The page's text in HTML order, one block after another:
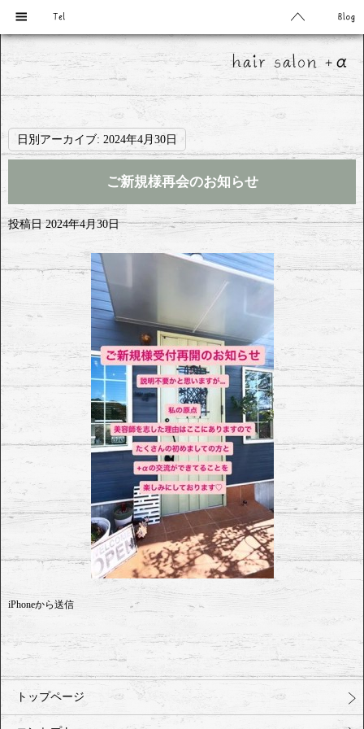
日別アーカイブ: 2024年4月30日
ご新規様再会のお知らせ
投稿日 2024年4月30日
iPhoneから送信
トップページ